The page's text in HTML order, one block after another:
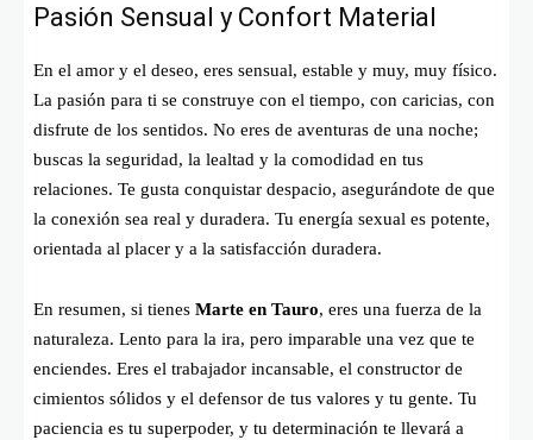
Pasión Sensual y Confort Material
En el amor y el deseo, eres sensual, estable y muy, muy físico.
La pasión para ti se construye con el tiempo, con caricias, con
disfrute de los sentidos. No eres de aventuras de una noche;
buscas la seguridad, la lealtad y la comodidad en tus
relaciones. Te gusta conquistar despacio, asegurándote de que
la conexión sea real y duradera. Tu energía sexual es potente,
orientada al placer y a la satisfacción duradera.
En resumen, si tienes Marte en Tauro, eres una fuerza de la
naturaleza. Lento para la ira, pero imparable una vez que te
enciendes. Eres el trabajador incansable, el constructor de
cimientos sólidos y el defensor de tus valores y tu gente. Tu
paciencia es tu superpoder, y tu determinación te llevará a